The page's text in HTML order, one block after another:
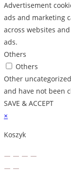
Advertisement
ads and marketing
across websites
ads.
Others
Others
Other
and have not been
SAVE & ACCEPT
×
Koszyk